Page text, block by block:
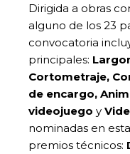
Dirigida a obras
alguno de los 23
convocatoria
principales:
Cortometraje,
de encargo,
videojuego y
nominadas en
premios técnicos: